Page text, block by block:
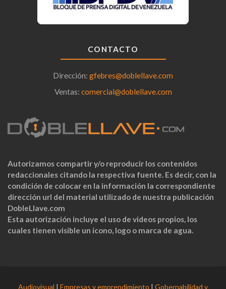
CONTACTO
Dirección: gfebres@doblellave.com
Ventas: comercial@doblellave.com
Autorizamos compartir y/o reproducir los contenidos
redaccionales citando la respectiva fuente. Es decir, con la
condición de colocar en la información la correspondiente
dirección url del material utilizado de nuestra publicación
DobleLlave.com
Esta autorización incluye el uso de videos propios, los
cuales tienen visible un ícono, logo o marca de agua.
Audiovisual | Empresas y emprendimiento | Gobernabilidad y